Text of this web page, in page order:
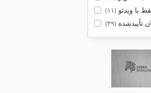
با ویدئو(۱۱)
تأییدشده(۴۹)